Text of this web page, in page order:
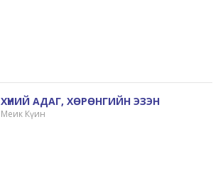
ХҮНИЙ АДАГ, ХӨРӨНГИЙН ЭЗЭН
Меик Күин